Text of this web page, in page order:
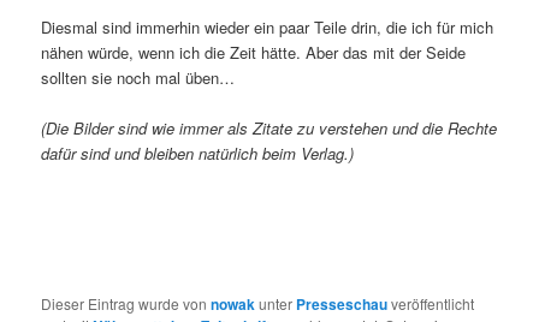
Diesmal sind immerhin wieder ein paar Teile drin, die ich für mich
nähen würde, wenn ich die Zeit hätte. Aber das mit der Seide
sollten sie noch mal üben…
(Die Bilder sind wie immer als Zitate zu verstehen und die Rechte
dafür sind und bleiben natürlich beim Verlag.)
Dieser Eintrag wurde vonnowakunter Presseschauveröffentlicht